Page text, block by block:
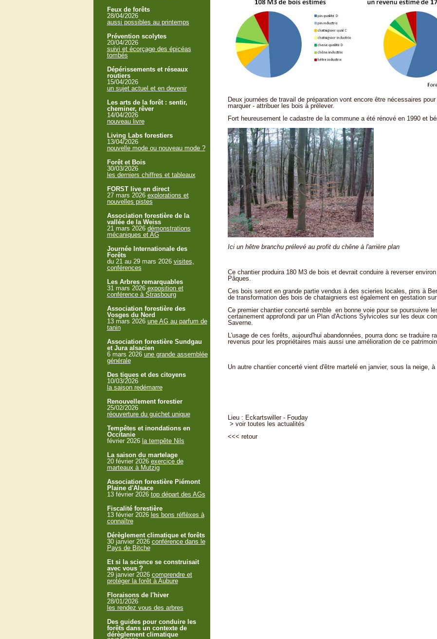
Deux journées de travail de préparation vont encore être nécessaires
marquer - attribuer les bois à prélever.
Fort heureusement le cadastre de la commune a été rénové en 1990 et
Ici un hêtre branchu prélevé au profit du chêne à l'arrière plan
Ce chantier produira 180 M3 de bois et devrait conduire à reverser
Pâques.
Ces bois seront en grande partie vendus à des scieries locales, pins à
de transformation des bois de chataigniers est également en gestation
Ce premier chantier concerté semble en bonne voie pour se poursuivre
certainement approfondi par un Plan d'Actions Sylvicoles sur les deux
Saverne.
L'usage de ces forêts, aujourd'hui abandonnées, pourra donc se traduire
revenus pour les propriétaires mais aussi une amélioration de ce
Un autre chantier concerté vient d'être martelé en janvier, sous la neige,
Lieu : Eckartswiller - Fouday
> voir toutes les actualités
<<< retour
Feux de forêts
28/04/2026
aussi possibles au printemps
Prévention scolytes
20/04/2026
suivi et écorçage des épicéas
tombés
Dépérissements et réseaux
routiers
15/04/2026
un sujet actuel et en devenir
Les arts de la forêt : sentir,
cheminer, rêver
14/04/2026
nouveau livre
Living Labs forestiers
13/04/2026
nouvelle mode ou nouveau mode ?
Forêt et Bois
30/03/2026
les derniers chiffres et tableaux
FORST live en direct
27 mars 2026 explorations et
nouvelles pistes
Association forestière de la
vallée de la Weiss
21 mars 2026 démonstrations
mécaniques et AG
Journée Internationale des
Forêts
du 21 au 29 mars 2026 visites,
conférences
Les Arbres remarquables
31 mars 2026 exposition et
conférence à Strasbourg
Association forestière des
Vosges du Nord
13 mars 2026 une AG au parfum de
tanin
Association forestière Sundgau
et Jura alsacien
6 mars 2026 une grande assemblée
générale
Des tiques et des citoyens
10/03/2026
la saison redémarre
Renouvellement forestier
25/02/2026
réouverture du guichet unique
Tempêtes et inondations en
Occitanie
février 2026 la tempête Nils
La saison du martelage
20 février 2026 exercice de
marteaux à Mutzig
Association forestière Piémont
Plaine d'Alsace
13 février 2026 top départ des AGs
Fiscalité forestière
13 février 2026 les bons réflèxes à
connaître
Dérèglement climatique et forêts
30 janvier 2026 conférence dans le
Pays de Bitche
Et si la science se construisait
avec vous ?
29 janvier 2026 comprendre et
protéger la forêt à Aubure
Floraisons de l'hiver
28/01/2026
les rendez vous des arbres
Des guides pour conduire les
forêts dans un contexte de
dérèglement climatique